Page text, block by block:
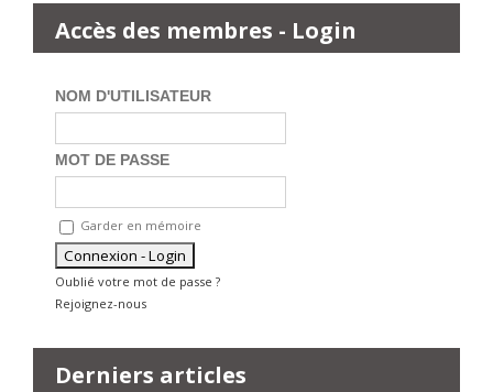
Accès des membres - Login
NOM D'UTILISATEUR
MOT DE PASSE
Garder en mémoire
Oublié votre mot de passe ?
Rejoignez-nous
Derniers articles